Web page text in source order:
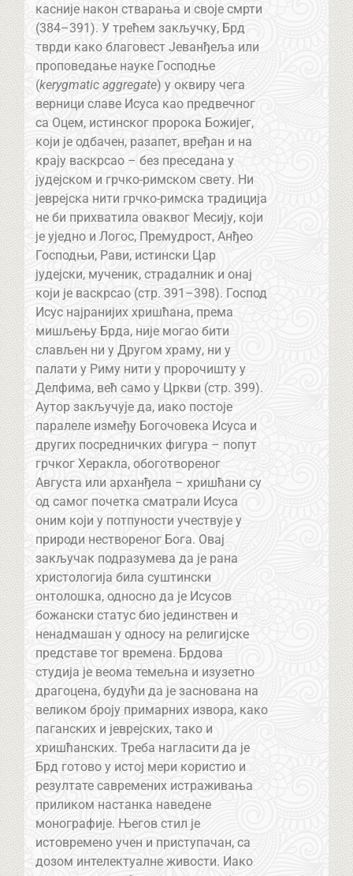
касније након стварања и своје смрти
(384–391). У трећем закључку, Брд
тврди како благовест Јеванђеља или
проповедање науке Господње
(kerygmatic aggregate) у оквиру чега
верници славе Исуса као предвечног
са Оцем, истинског пророка Божијег,
који је одбачен, разапет, вређан и на
крају васкрсао – без преседана у
јудејском и грчко-римском свету. Ни
јеврејска нити грчко-римска традиција
не би прихватила оваквог Месију, који
је уједно и Логос, Премудрост, Анђео
Господњи, Рави, истински Цар
јудејски, мученик, страдалник и онај
који је васкрсао (стр. 391–398). Господ
Исус најранијих хришћана, према
мишљењу Брда, није могао бити
слављен ни у Другом храму, ни у
палати у Риму нити у пророчишту у
Делфима, већ само у Цркви (стр. 399).
Аутор закључује да, иако постоје
паралеле између Богочовека Исуса и
других посредничких фигура – попут
грчког Херакла, обоготвореног
Августа или арханђела – хришћани су
од самог почетка сматрали Исуса
оним који у потпуности учествује у
природи нествореног Бога. Овај
закључак подразумева да је рана
христологија била суштински
онтолошка, односно да је Исусов
божански статус био јединствен и
ненадмашан у односу на религијске
представе тог времена. Брдова
студија је веома темељна и изузетно
драгоцена, будући да је заснована на
великом броју примарних извора, како
паганских и јеврејских, тако и
хришћанских. Треба нагласити да је
Брд готово у истој мери користио и
резултате савремених истраживања
приликом настанка наведене
монографије. Његов стил је
истовремено учен и приступачан, са
дозом интелектуалне живости. Иако